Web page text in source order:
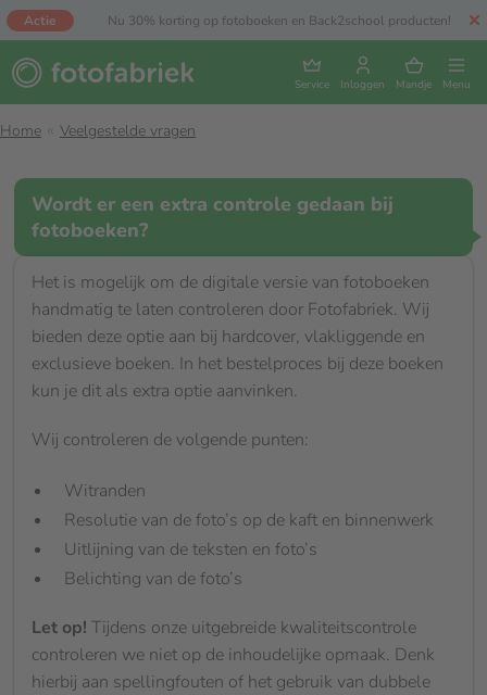
Actie Nu 30% korting op fotoboeken en Back2school producten!
Service Inloggen Mandje Menu
Home Veelgestelde vragen
Wordt er een extra controle gedaan bij
fotoboeken?
Het is mogelijk om de digitale versie van fotoboeken
handmatig te laten controleren door Fotofabriek. Wij
bieden deze optie aan bij hardcover, vlakliggende en
exclusieve boeken. In het bestelproces bij deze boeken
kun je dit als extra optie aanvinken.
Wij controleren de volgende punten:
Witranden
Resolutie van de foto’s op de kaft en binnenwerk
Uitlijning van de teksten en foto’s
Belichting van de foto’s
Let op! Tijdens onze uitgebreide kwaliteitscontrole
controleren we niet op de inhoudelijke opmaak. Denk
hierbij aan spellingfouten of het gebruik van dubbele